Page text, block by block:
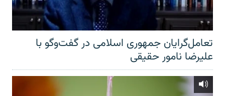
تعامل‌گرایان جمهوری اسلامی در گفت‌وگو با
علیرضا نامور حقیقی